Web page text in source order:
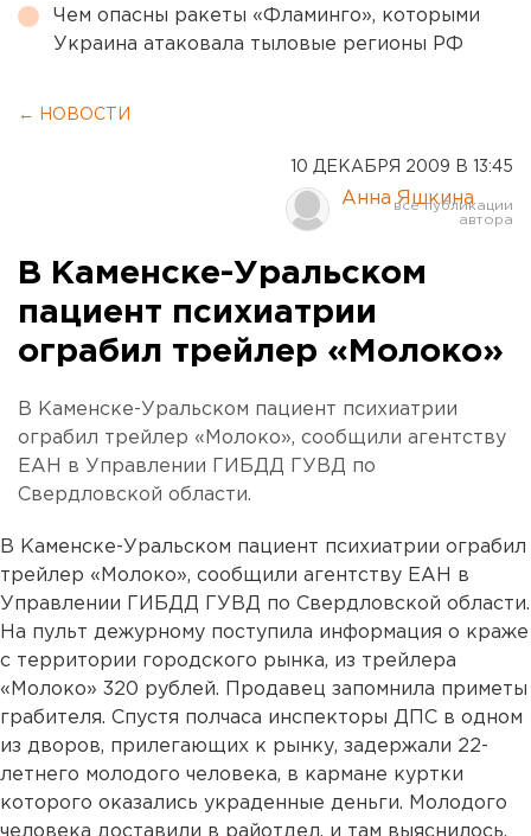
Чем опасны ракеты «Фламинго», которыми
Украина атаковала тыловые регионы РФ
← НОВОСТИ
10 ДЕКАБРЯ 2009 В 13:45
Анна Яшкина
В Каменске-Уральском
пациент психиатрии
ограбил трейлер «Молоко»
В Каменске-Уральском пациент психиатрии
ограбил трейлер «Молоко», сообщили агентству
ЕАН в Управлении ГИБДД ГУВД по
Свердловской области.
В Каменске-Уральском пациент психиатрии ограбил
трейлер «Молоко», сообщили агентству ЕАН в
Управлении ГИБДД ГУВД по Свердловской области.
На пульт дежурному поступила информация о краже
с территории городского рынка, из трейлера
«Молоко» 320 рублей. Продавец запомнила приметы
грабителя. Спустя полчаса инспекторы ДПС в одном
из дворов, прилегающих к рынку, задержали 22-
летнего молодого человека, в кармане куртки
которого оказались украденные деньги. Молодого
человека доставили в райотдел, и там выяснилось,